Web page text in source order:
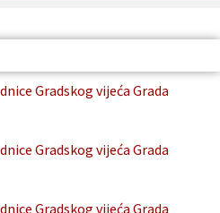
Gradskog vijeća Grada
Gradskog vijeća Grada
Gradskog vijeća Grada